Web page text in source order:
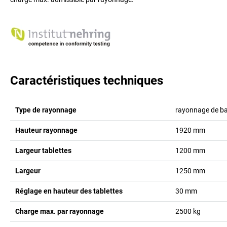
Caractéristiques techniques
Type de rayonnage rayonnage de
Hauteur rayonnage 1920 mm
Largeur tablettes 1200 mm
Largeur 1250 mm
Réglage en hauteur des tablettes 30 mm
Charge max. par rayonnage 2500 kg